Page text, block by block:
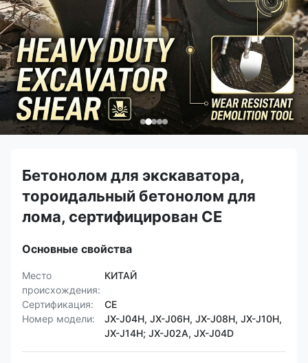
Бетонолом для экскаватора,
тороидальный бетонолом для
лома, сертифицирован CE
Основные свойства
Место
происхождения:
КИТАЙ
Сертификация:
CE
Номер модели:
JX-J04H, JX-J06H, JX-J08H, JX-J10H,
JX-J14H; JX-J02A, JX-J04D